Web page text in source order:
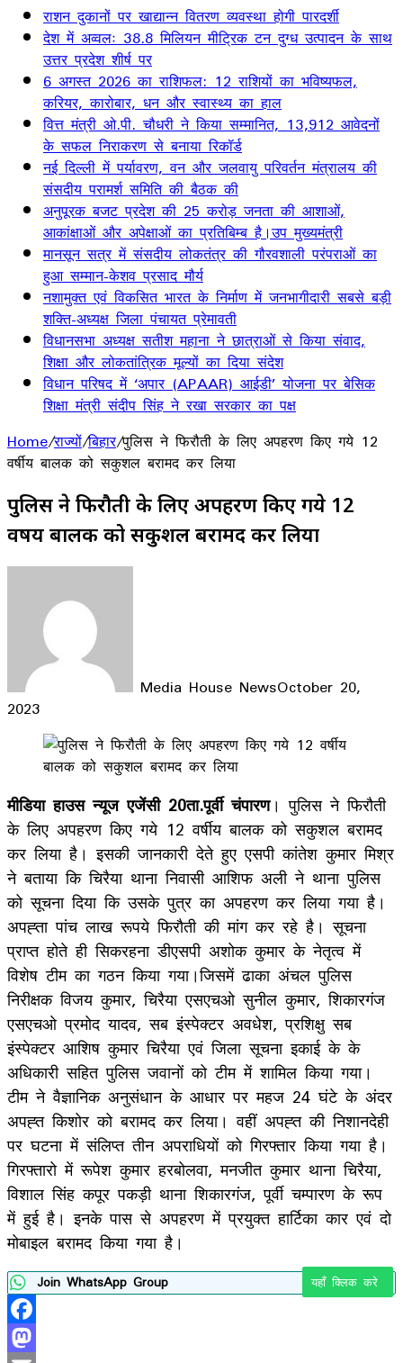
राशन दुकानों पर खाद्यान्न वितरण व्यवस्था होगी पारदर्शी
देश में अव्वलः 38.8 मिलियन मीट्रिक टन दुग्ध उत्पादन के साथ
उत्तर प्रदेश शीर्ष पर
6 अगस्त 2026 का राशिफल: 12 राशियों का भविष्यफल,
करियर, कारोबार, धन और स्वास्थ्य का हाल
वित्त मंत्री ओ.पी. चौधरी ने किया सम्मानित, 13,912 आवेदनों
के सफल निराकरण से बनाया रिकॉर्ड
नई दिल्ली में पर्यावरण, वन और जलवायु परिवर्तन मंत्रालय की
संसदीय परामर्श समिति की बैठक की
अनुपूरक बजट प्रदेश की 25 करोड़ जनता की आशाओं,
आकांक्षाओं और अपेक्षाओं का प्रतिबिम्ब है।उप मुख्यमंत्री
मानसून सत्र में संसदीय लोकतंत्र की गौरवशाली परंपराओं का
हुआ सम्मान-केशव प्रसाद मौर्य
नशामुक्त एवं विकसित भारत के निर्माण में जनभागीदारी सबसे बड़ी
शक्ति-अध्यक्ष जिला पंचायत प्रेमावती
विधानसभा अध्यक्ष सतीश महाना ने छात्राओं से किया संवाद,
शिक्षा और लोकतांत्रिक मूल्यों का दिया संदेश
विधान परिषद में ‘अपार (APAAR) आईडी’ योजना पर बेसिक
शिक्षा मंत्री संदीप सिंह ने रखा सरकार का पक्ष
Home/राज्यों/बिहार/पुलिस ने फिरौती के लिए अपहरण किए गये 12
वर्षीय बालक को सकुशल बरामद कर लिया
पुलिस ने फिरौती के लिए अपहरण किए गये 12
वर्षीय बालक को सकुशल बरामद कर लिया
Media House NewsOctober 20,
2023
Facebook
LinkedIn
WhatsApp
Telegram
मीडिया हाउस न्यूज एजेंसी 20ता.पूर्वी चंपारण। पुलिस ने फिरौती
के लिए अपहरण किए गये 12 वर्षीय बालक को सकुशल बरामद
कर लिया है। इसकी जानकारी देते हुए एसपी कांतेश कुमार मिश्र
ने बताया कि चिरैया थाना निवासी आशिफ अली ने थाना पुलिस
को सूचना दिया कि उसके पुत्र का अपहरण कर लिया गया है।
अपह्ता पांच लाख रूपये फिरौती की मांग कर रहे है। सूचना
प्राप्त होते ही सिकरहना डीएसपी अशोक कुमार के नेतृत्व में
विशेष टीम का गठन किया गया।जिसमें ढाका अंचल पुलिस
निरीक्षक विजय कुमार, चिरैया एसएचओ सुनील कुमार, शिकारगंज
एसएचओ प्रमोद यादव, सब इंस्पेक्टर अवधेश, प्रशिक्षु सब
इंस्पेक्टर आशिष कुमार चिरैया एवं जिला सूचना इकाई के के
अधिकारी सहित पुलिस जवानों को टीम में शामिल किया गया।
टीम ने वैज्ञानिक अनुसंधान के आधार पर महज 24 घंटे के अंदर
अपह्त किशोर को बरामद कर लिया। वहीं अपह्त की निशानदेही
पर घटना में संलिप्त तीन अपराधियों को गिरफ्तार किया गया है।
गिरफ्तारो में रूपेश कुमार हरबोलवा, मनजीत कुमार थाना चिरैया,
विशाल सिंह कपूर पकड़ी थाना शिकारगंज, पूर्वी चम्पारण के रूप
में हुई है। इनके पास से अपहरण में प्रयुक्त हार्टिका कार एवं दो
मोबाइल बरामद किया गया है।
Join WhatsApp Group यहाँ क्लिक करे
Facebook